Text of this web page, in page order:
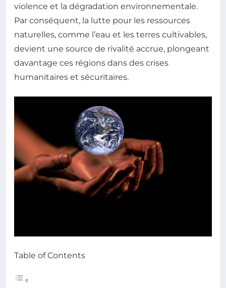
violence et la dégradation environnementale.
Par conséquent, la lutte pour les ressources
naturelles, comme l’eau et les terres cultivables,
devient une source de rivalité accrue, plongeant
davantage ces régions dans des crises
humanitaires et sécuritaires.
Table of Contents